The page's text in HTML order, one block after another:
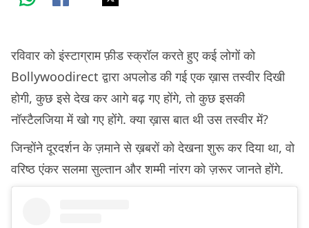
रविवार को इंस्टाग्राम फ़ीड स्क्रॉल करते हुए कई लोगों को
Bollywoodirect द्वारा अपलोड की गई एक ख़ास तस्वीर दिखी
होगी, कुछ इसे देख कर आगे बढ़ गए होंगे, तो कुछ इसकी
नॉस्टैलजिया में खो गए होंगे. क्या ख़ास बात थी उस तस्वीर में?
जिन्होंने दूरदर्शन के ज़माने से ख़बरों को देखना शुरू कर दिया था, वो
वरिष्ठ एंकर सलमा सुल्तान और शम्मी नांरग को ज़रूर जानते होंगे.